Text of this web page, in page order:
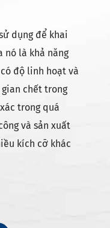
dụng để khai
nó là khả năng
độ linh hoạt và
chết trong
trong quá
và sản xuất
kích cỡ khác